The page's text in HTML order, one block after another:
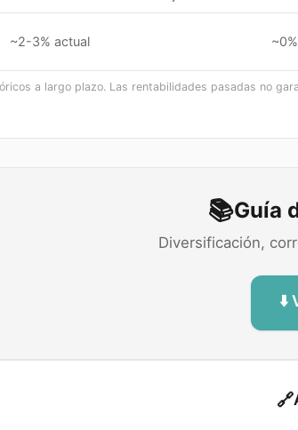
~2-3% actual ~0%
a largo plazo. Las rentabilidades pasadas no
📚Guía
Diversificación,
⬇️
🔗